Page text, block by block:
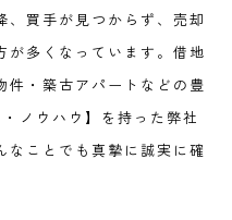
、買手が見つからず、売却
が多くなっています。借地
件・築古アパートなどの豊
ノウハウ】を持った弊社
なことでも真摯に誠実に確